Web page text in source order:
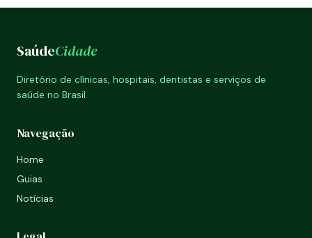
SaúdeCidade
Diretório de clínicas, hospitais, dentistas e serviços de
saúde no Brasil.
Navegação
Home
Guias
Notícias